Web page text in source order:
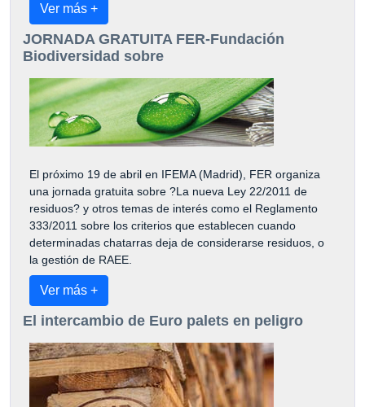
Ver más +
JORNADA GRATUITA FER-Fundación
Biodiversidad sobre
El próximo 19 de abril en IFEMA (Madrid), FER organiza
una jornada gratuita sobre ?La nueva Ley 22/2011 de
residuos? y otros temas de interés como el Reglamento
333/2011 sobre los criterios que establecen cuando
determinadas chatarras deja de considerarse residuos, o
la gestión de RAEE.
Ver más +
El intercambio de Euro palets en peligro